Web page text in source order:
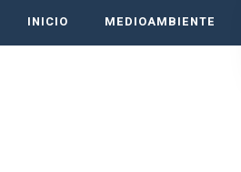
INICIO MEDIOAMBIENTE